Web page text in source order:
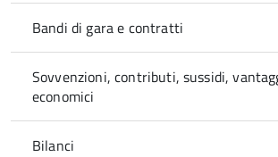
Bandi di gara e contratti
Sovvenzioni, contributi, sussidi,
economici
Bilanci